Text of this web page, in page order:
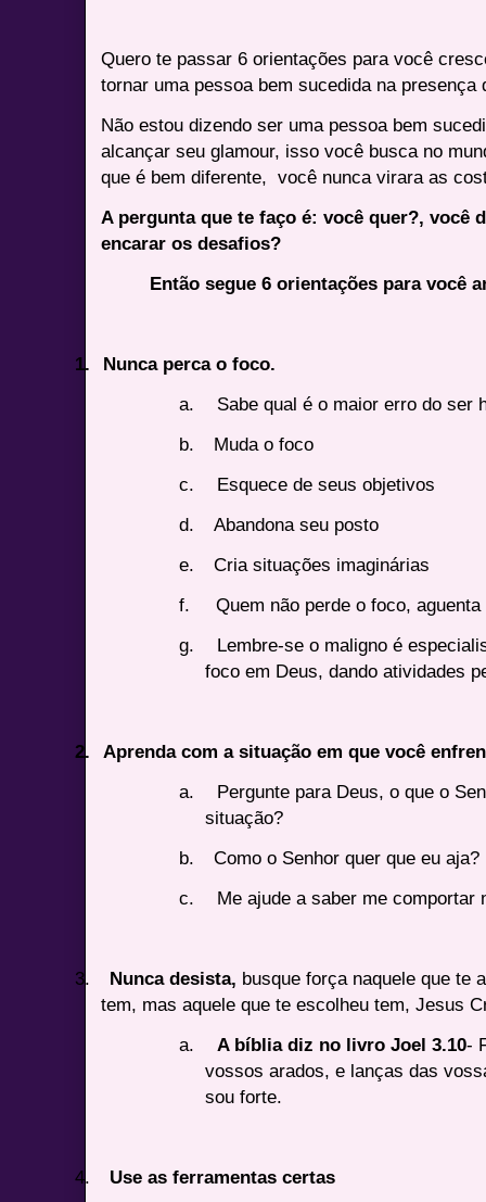
Quero te passar 6 orientações para você
tornar uma pessoa bem sucedida na presença
Não estou dizendo ser uma pessoa bem
alcançar seu glamour, isso você busca no
que é bem diferente, você nunca virara as
A pergunta que te faço é: você quer?, você
encarar os desafios?
Então segue 6 orientações para você
1.
Nunca perca o foco.
a.
Sabe qual é o maior erro do ser
b.
Muda o foco
c.
Esquece de seus objetivos
d.
Abandona seu posto
e.
Cria situações imaginárias
f.
Quem não perde o foco,
g.
Lembre-se o maligno é
foco em Deus, dando atividades
2.
Aprenda com a situação em que você
a.
Pergunte para Deus, o que o
situação?
b.
Como o Senhor quer que eu aja?
c.
Me ajude a saber me comportar
3. Nunca desista, busque força naquele que te
tem, mas aquele que te escolheu tem, Jesus
a.
A bíblia diz no livro Joel 3.10-
vossos arados, e lanças das
sou forte.
4. Use as ferramentas certas